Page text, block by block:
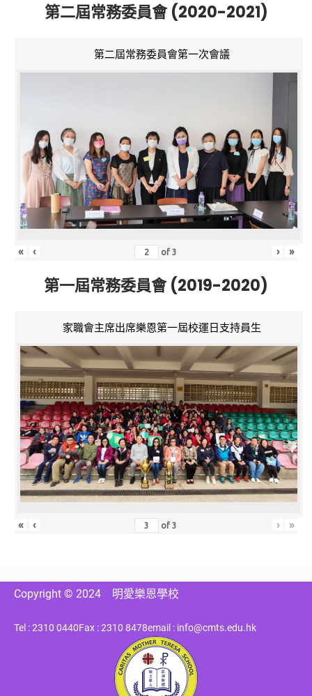
第二屆常務委員會 (2020-2021)
第二屆常務委員會第一次會議
« ‹ of3 › »
第一屆常務委員會 (2019-2020)
家職會主席出席樂恩第一屆校運日支持員生
« ‹ of3 › »
Copyright © 2024 明愛樂恩學校
Tel : 2310 0440Fax : 2310 8478email : info@cmts.edu.hk